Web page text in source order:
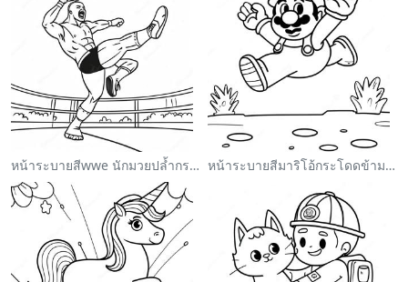
หน้าระบายสีwwe นักมวยปล้ำกระโดดใส่คู่ต่อสู้ หน้าระบายสีมาริโอ้กระโดดข้ามกูมบา